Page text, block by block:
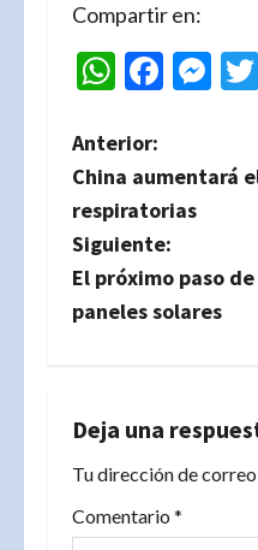
Compartir en:
N
a
v
e
c
i
Anterior:
China aumentará
respiratorias
Siguiente:
El próximo paso
paneles solares
Deja una
Tu dirección de
Comentario *